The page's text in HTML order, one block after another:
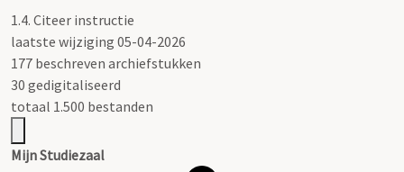
1.4. Citeer instructie
laatste wijziging 05-04-2026
177 beschreven archiefstukken
30 gedigitaliseerd
totaal 1.500 bestanden
Mijn Studiezaal